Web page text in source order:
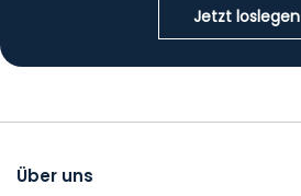
Jetzt loslegen
Über uns